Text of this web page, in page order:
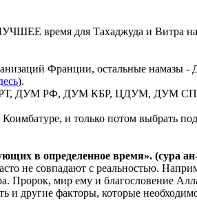
время для Тахаджуда и Витра
Франции, остальные
).
РТ, ДУМ РФ, ДУМ КБР, ЦДУМ, ДУМ
и только потом выбрать
в определенное время». (сура
не совпадают с реальностью.
Пророк, мир ему и благословение
и другие факторы, которые